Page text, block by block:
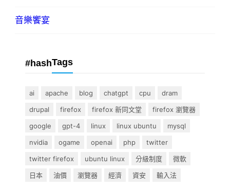
音樂饗宴
#hashTags
ai apache blog chatgpt cpu
dram
drupal
firefox firefox 新同文堂
firefox 瀏覽器
google
gpt-4 linux linux ubuntu
mysql
nvidia
ogame openai php
twitter
twitter firefox
ubuntu linux 分級制度
微軟
日本
油價 瀏覽器 經濟 資安 輸入法